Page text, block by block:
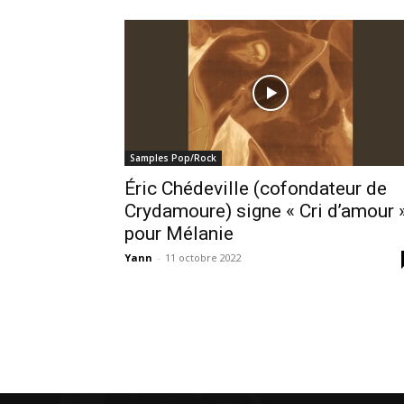
Samples Pop/Rock
Éric Chédeville (cofondateur de
Crydamoure) signe « Cri d’amour
pour Mélanie
Yann - 11 octobre 2022